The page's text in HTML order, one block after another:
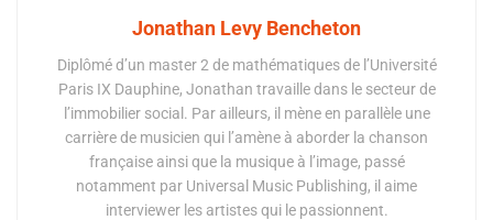
Jonathan Levy Bencheton
Diplômé d’un master 2 de mathématiques de l’Université
Paris IX Dauphine, Jonathan travaille dans le secteur de
l’immobilier social. Par ailleurs, il mène en parallèle une
carrière de musicien qui l’amène à aborder la chanson
française ainsi que la musique à l’image, passé
notamment par Universal Music Publishing, il aime
interviewer les artistes qui le passionnent.